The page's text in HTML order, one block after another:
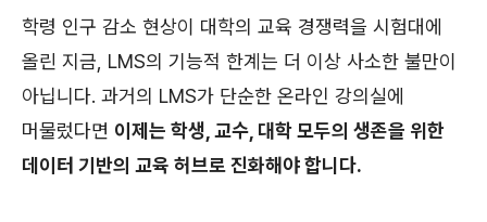
학령 인구 감소 현상이 대학의 교육 경쟁력을 시험대에
올린 지금, LMS의 기능적 한계는 더 이상 사소한 불만이
아닙니다. 과거의 LMS가 단순한 온라인 강의실에
머물렀다면 이제는 학생, 교수, 대학 모두의 생존을 위한
데이터 기반의 교육 허브로 진화해야 합니다.